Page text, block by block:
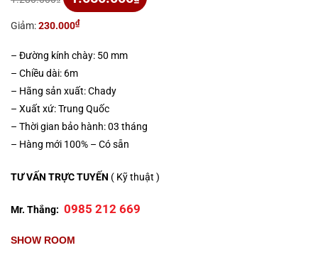
gốc
là:
1.280.000₫.
hiện
tại
là:
Giảm:230.000₫
– Đường kính chày: 50 mm
– Chiều dài: 6m
– Hãng sản xuất: Chady
– Xuất xứ: Trung Quốc
– Thời gian bảo hành: 03 tháng
– Hàng mới 100% – Có sẵn
TƯ VẤN TRỰC TUYẾN ( Kỹ thuật )
Mr. Thắng: 0985 212 669
SHOW ROOM